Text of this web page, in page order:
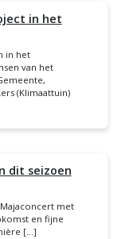
in het
in het
van het
(Klimaattuin)
dit seizoen
met
en fijne
[…]